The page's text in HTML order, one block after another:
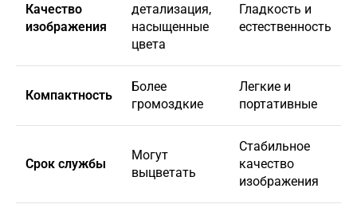
Качество
изображения
детализация,
насыщенные
цвета
Гладкость и
естественность
Компактность
Более
громоздкие
Легкие и
портативные
Срок службы
Могут
выцветать
Стабильное
качество
изображения